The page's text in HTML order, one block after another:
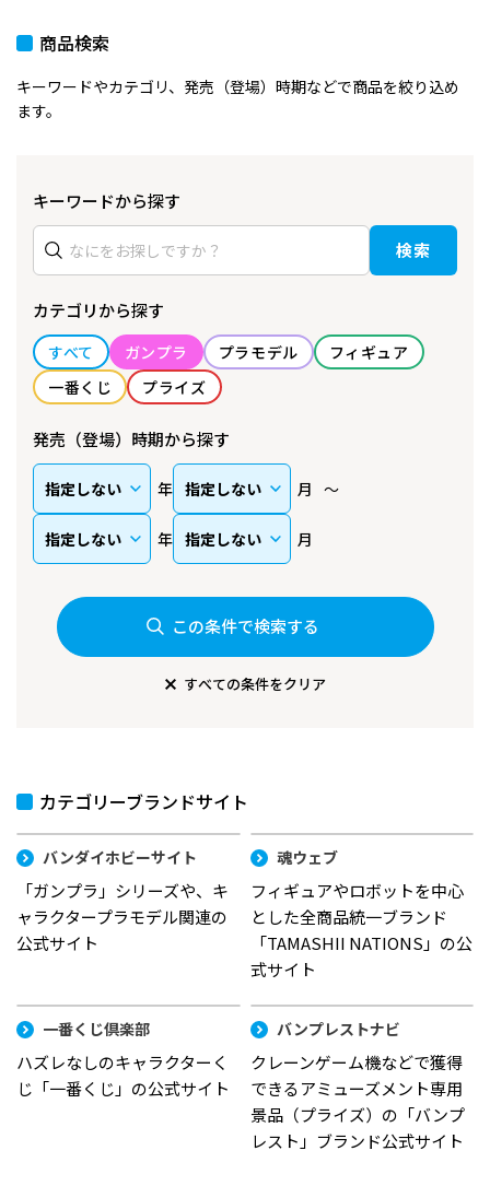
商品検索
キーワードやカテゴリ、発売（登場）時期などで商品を絞り込め
ます。
キーワードから探す
検索
カテゴリから探す
すべて ガンプラ プラモデル
フィギュア
一番くじ
プライズ
発売（登場）時期から探す
年 月
年 月
この条件で検索する
すべての条件をクリア
カテゴリーブランドサイト
バンダイホビーサイト
「ガンプラ」シリーズや、キ
ャラクタープラモデル関連の
公式サイト
魂ウェブ
フィギュアやロボットを中心
とした全商品統一ブランド
「TAMASHII NATIONS」の公
式サイト
一番くじ倶楽部
ハズレなしのキャラクターく
じ「一番くじ」の公式サイト
バンプレストナビ
クレーンゲーム機などで獲得
できるアミューズメント専用
景品（プライズ）の「バンプ
レスト」ブランド公式サイト